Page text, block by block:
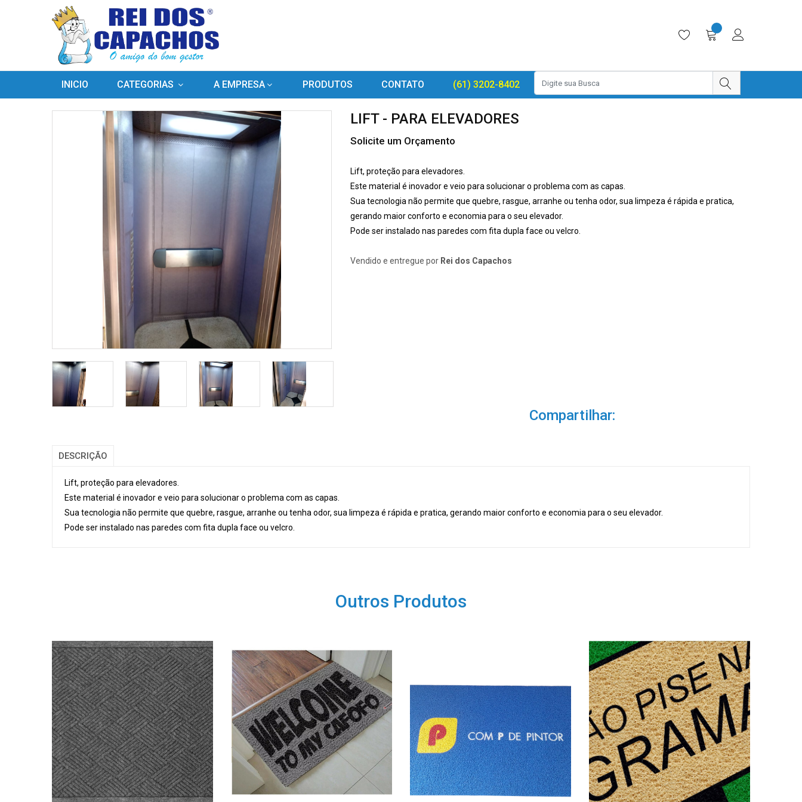
INICIO CATEGORIAS A EMPRESA PRODUTOS CONTATO (61) 3202-8402
LIFT - PARA ELEVADORES
Solicite um Orçamento
Lift, proteção para elevadores.
Este material é inovador e veio para solucionar o problema com as capas.
Sua tecnologia não permite que quebre, rasgue, arranhe ou tenha odor, sua limpeza é rápida e pratica,
gerando maior conforto e economia para o seu elevador.
Pode ser instalado nas paredes com fita dupla face ou velcro.
Vendido e entregue por Rei dos Capachos
Compartilhar:
DESCRIÇÃO
Lift, proteção para elevadores.
Este material é inovador e veio para solucionar o problema com as capas.
Sua tecnologia não permite que quebre, rasgue, arranhe ou tenha odor, sua limpeza é rápida e pratica, gerando maior conforto e economia para o seu elevador.
Pode ser instalado nas paredes com fita dupla face ou velcro.
Outros Produtos